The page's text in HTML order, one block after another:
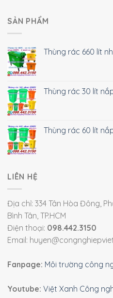
SẢN PHẨM
Thùng rác 660 lít
Thùng rác 30 lít
Thùng rác 60 lít
LIÊN HỆ
Địa chỉ: 334 Tân Hòa Đông,
Bình Tân, TP.HCM
Điện thoại: 098.442.3150
Email:
Fanpage: Môi trường công
Youtube: Việt Xanh Công